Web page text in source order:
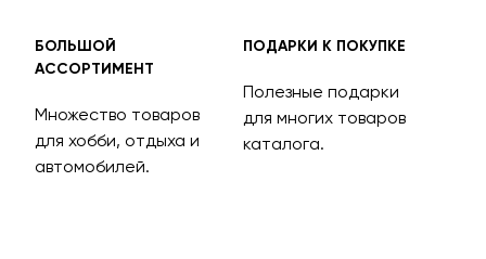
БОЛЬШОЙ
АССОРТИМЕНТ
Множество товаров
для хобби, отдыха и
автомобилей.
ПОДАРКИ К ПОКУПКЕ
Полезные подарки
для многих товаров
каталога.